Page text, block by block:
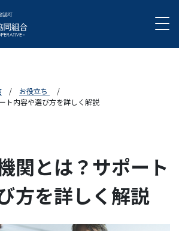
業
お役立ち
ト内容や選び方を詳しく解説
関とは？サポート
方を詳しく解説